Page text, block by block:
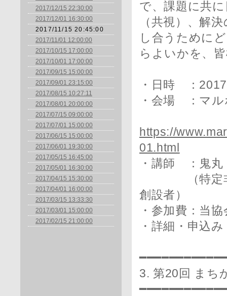
2017/12/15 22:30:00
2017/12/01 16:30:00
2017/11/15 20:45:00
2017/11/01 12:00:00
2017/10/15 17:00:00
2017/10/01 17:00:00
2017/09/15 15:00:00
2017/09/01 23:15:00
2017/08/15 10:27:11
2017/08/01 20:00:00
2017/07/15 09:00:00
2017/07/01 15:00:00
2017/06/15 15:00:00
2017/06/01 19:30:00
2017/05/15 16:45:00
2017/05/01 16:30:00
2017/04/15 15:30:00
2017/04/01 16:00:00
2017/03/15 13:33:30
2017/03/01 15:00:00
2017/02/15 21:00:00
で、課題に共
（共視）、解
し合うために
らよいかを、
・日時 ：
・会場 ：マ
https://
01.html
・講師 ：鬼
（特定非営
創設者）
・参加費：当
・詳細・申込み
3. 第20回 まち